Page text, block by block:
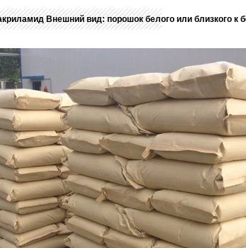
Внешний вид: порошок белого или близкого к